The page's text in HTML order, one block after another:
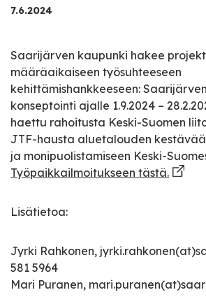
7.6.2024
Saarijärven kaupunki hakee
määräaikaiseen työsuhteeseen
kehittämishankkeeseen:
konseptointi ajalle 1.9.2024 –
haettu rahoitusta Keski-Suomen
JTF-hausta aluetalouden
ja monipuolistamiseen Keski-
Työpaikkailmoitukseen tästä.
Lisätietoa:
Jyrki Rahkonen,
581 5964
Mari Puranen,